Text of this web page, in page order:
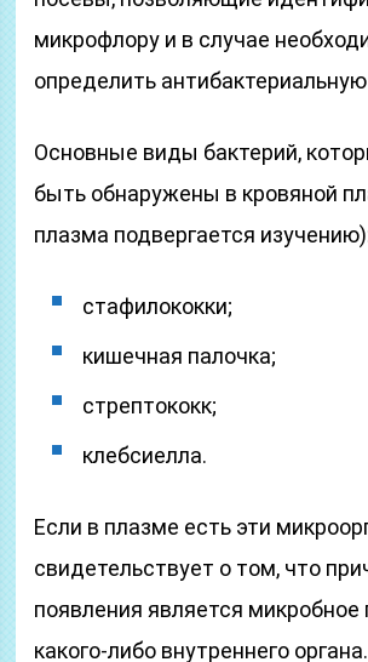
микрофлору и в случае
определить
Основные виды бактерий,
быть обнаружены в кровяной
плазма подвергается
стафилококки;
кишечная палочка;
стрептококк;
клебсиелла.
Если в плазме есть эти
свидетельствует о том, что
появления является
какого-либо внутреннего